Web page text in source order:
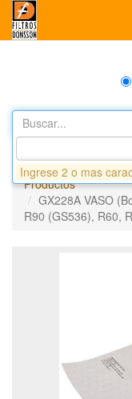
Buscar...
Productos
GX228A VASO
R90 (GS536), R60,
Ingrese 2 o mas